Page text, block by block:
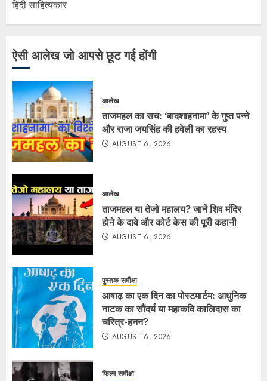
हिंदी साहित्यकार
ऐसी आलेख जो आपसे छूट गई होंगी
आलेख
ताजमहल का सच: ‘बादशाहनामा’ के गुप्त पन्ने
और राजा जयसिंह की हवेली का रहस्य
AUGUST 6, 2026
आलेख
ताजमहल या तेजो महालय? जानें शिव मंदिर
होने के दावे और कोर्ट केस की पूरी कहानी
AUGUST 6, 2026
पुस्तक समीक्षा
आषाढ़ का एक दिन का पोस्टमार्टम: आधुनिक
नाटक का सौंदर्य या महाकवि कालिदास का
चरित्र-हनन?
AUGUST 6, 2026
फिल्म समीक्षा